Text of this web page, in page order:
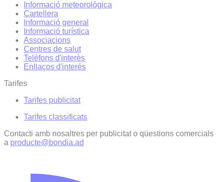
Informació meteorològica
Cartellera
Informació general
Informació turística
Associacions
Centres de salut
Telèfons d'interès
Enllaços d'interés
Tarifes
Tarifes publicitat
Tarifes classificats
Contacti amb nosaltres per publicitat o qüestions comercials
a producte@bondia.ad